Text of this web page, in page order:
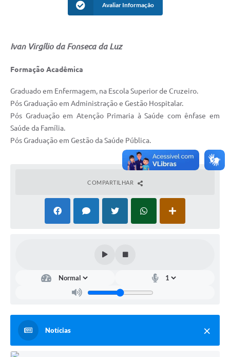
Avaliar Informação
Ivan Virgílio da Fonseca da Luz
Formação Acadêmica
Graduado em Enfermagem, na Escola Superior de Cruzeiro.
Pós Graduação em Administração e Gestão Hospitalar.
Pós Graduação em Atenção Primaria à Saúde com ênfase em
Saúde da Família.
Pós Graduação em Gestão da Saúde Pública.
COMPARTILHAR
Notícias